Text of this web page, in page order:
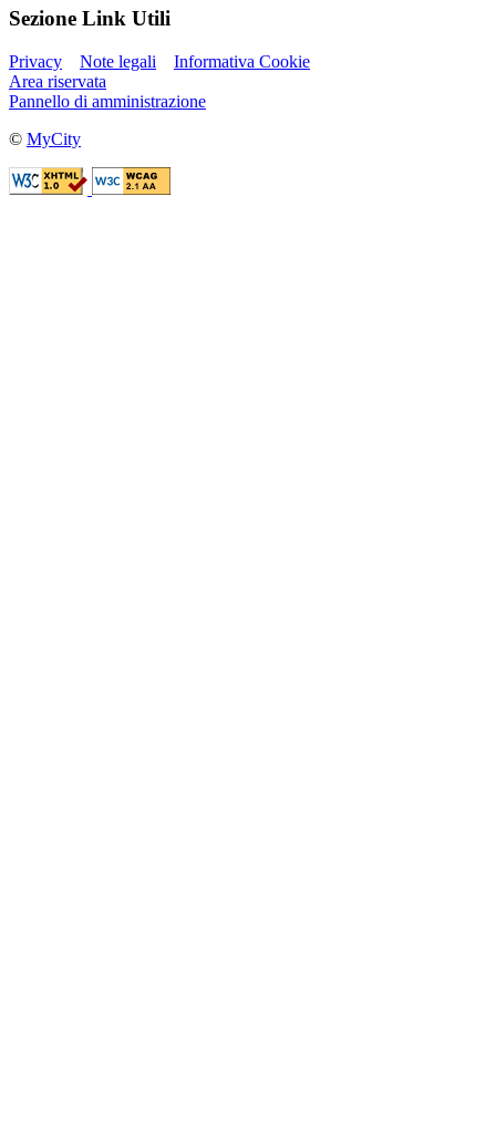
Sezione Link Utili
Privacy Note legali
Informativa Cookie
Area riservata
Pannello di amministrazione
© MyCity